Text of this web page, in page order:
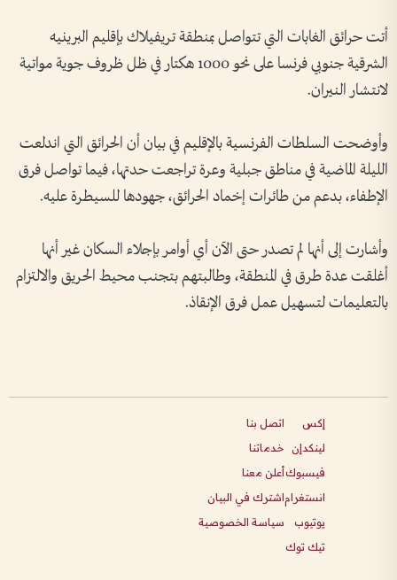
أتت حرائق الغابات التي تتواصل بمنطقة تريفيلاك بإقليم البرينيه
الشرقية جنوبي فرنسا على نحو 1000 هكتار في ظل ظروف جوية مواتية
لانتشار النيران.
وأوضحت السلطات الفرنسية بالإقليم في بيان أن الحرائق التي اندلعت
الليلة الماضية في مناطق جبلية وعرة تراجعت حدتها، فيما تواصل فرق
الإطفاء، بدعم من طائرات إخماد الحرائق، جهودها للسيطرة عليه.
وأشارت إلى أنها لم تصدر حتى الآن أي أوامر بإجلاء السكان غير أنها
أغلقت عدة طرق في المنطقة، وطالبتهم بتجنب محيط الحريق والالتزام
بالتعليمات لتسهيل عمل فرق الإنقاذ.
إكس
لينكدإن
فيسبوك
انستغرام
يوتيوب
تيك توك
اتصل بنا
خدماتنا
أعلن معنا
اشترك في البيان
سياسة الخصوصية